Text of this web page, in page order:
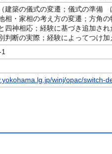
建築の儀式の変遷；儀式の準備
相・家相の考え方の変遷；方
と四神相応；経験に基づき追加
判断の実際；経験によってつけ加
winj/opac/switch-